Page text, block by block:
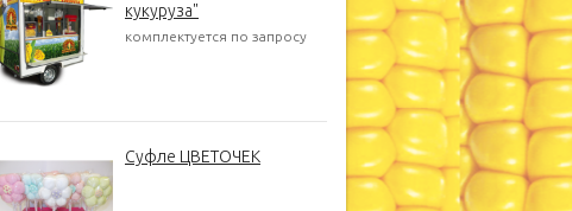
кукуруза"
комплектуется по запросу
Суфле ЦВЕТОЧЕК